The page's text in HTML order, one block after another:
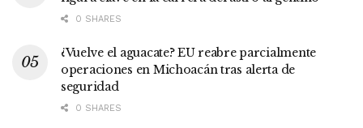
0 SHARES
¿Vuelve el aguacate? EU reabre parcialmente
operaciones en Michoacán tras alerta de
seguridad
0 SHARES